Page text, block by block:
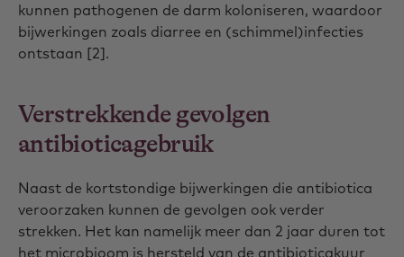
kunnen pathogenen de darm koloniseren, waardoor
bijwerkingen zoals diarree en (schimmel)infecties
ontstaan [2].
Verstrekkende gevolgen
antibioticagebruik
Naast de kortstondige bijwerkingen die antibiotica
veroorzaken kunnen de gevolgen ook verder
strekken. Het kan namelijk meer dan 2 jaar duren tot
het microbioom is hersteld van de antibioticakuur